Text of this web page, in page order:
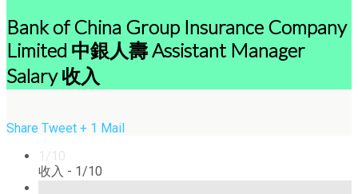
Bank of China Group Insurance Company
Limited 中銀人壽 Assistant Manager
Salary 收入
Share Tweet + 1 Mail
1/10
收入 - 1/10